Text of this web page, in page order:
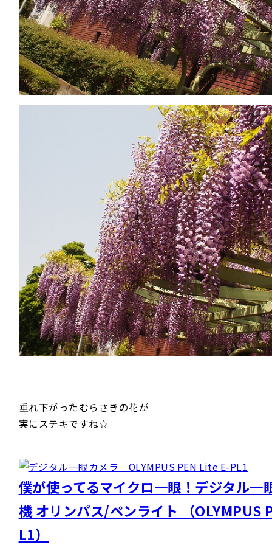
垂れ下がったむらさきの花が
実にステキですね☆
僕が使ってるマイクロ一眼！デジタル一
機 オリンパス/ペンライト （OLYMPUS
L1）